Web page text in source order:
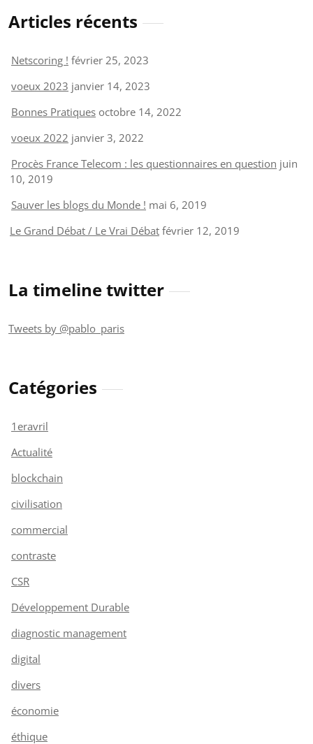
Articles récents
Netscoring ! février 25, 2023
voeux 2023 janvier 14, 2023
Bonnes Pratiques octobre 14, 2022
voeux 2022 janvier 3, 2022
Procès France Telecom : les questionnaires en question juin
10, 2019
Sauver les blogs du Monde ! mai 6, 2019
Le Grand Débat / Le Vrai Débat février 12, 2019
La timeline twitter
Tweets by @pablo_paris
Catégories
1eravril
Actualité
blockchain
civilisation
commercial
contraste
CSR
Développement Durable
diagnostic management
digital
divers
économie
éthique